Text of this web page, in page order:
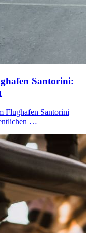
Santorini:
Flughafen Santorini
…